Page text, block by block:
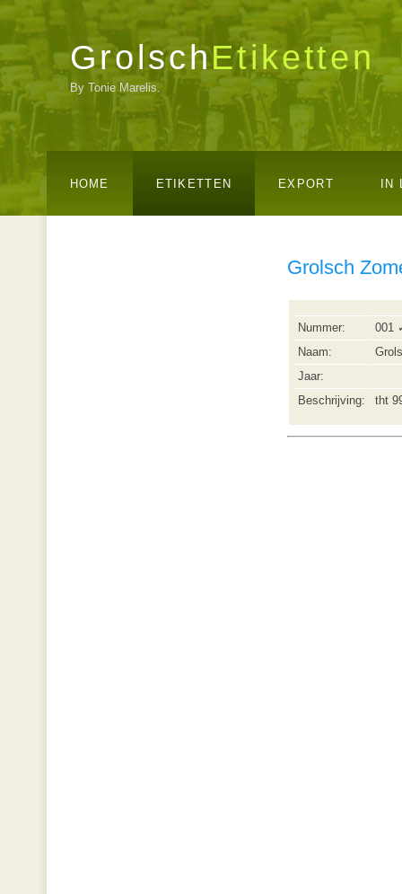
GrolschEtiketten
By Tonie Marelis.
HOME ETIKETTEN EXPORT IN
Grolsch
Nummer:
001
Naam:
Jaar:
Beschrijving:
tht